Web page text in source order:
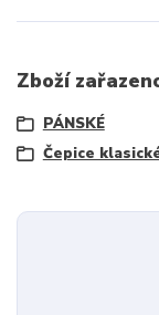
Zboží
PÁNSKÉ
Čepice